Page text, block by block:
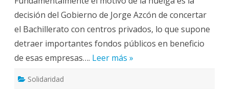
decisión del Gobierno de Jorge Azcón de concertar
el Bachillerato con centros privados, lo que supone
detraer importantes fondos públicos en beneficio
de esas empresas…. Leer más »
Solidaridad